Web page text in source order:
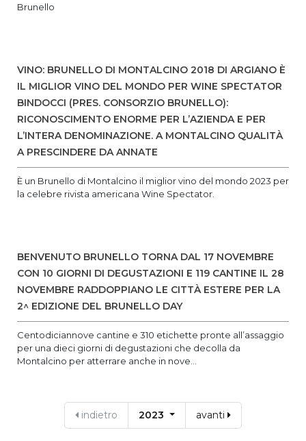
Brunello
VINO: BRUNELLO DI MONTALCINO 2018 DI ARGIANO È
IL MIGLIOR VINO DEL MONDO PER WINE SPECTATOR
BINDOCCI (PRES. CONSORZIO BRUNELLO):
RICONOSCIMENTO ENORME PER L’AZIENDA E PER
L’INTERA DENOMINAZIONE. A MONTALCINO QUALITÀ
A PRESCINDERE DA ANNATE
È un Brunello di Montalcino il miglior vino del mondo 2023 per
la celebre rivista americana Wine Spectator.
BENVENUTO BRUNELLO TORNA DAL 17 NOVEMBRE
CON 10 GIORNI DI DEGUSTAZIONI E 119 CANTINE IL 28
NOVEMBRE RADDOPPIANO LE CITTÀ ESTERE PER LA
2^ EDIZIONE DEL BRUNELLO DAY
Centodiciannove cantine e 310 etichette pronte all’assaggio
per una dieci giorni di degustazioni che decolla da
Montalcino per atterrare anche in nove...
indietro 2023 avanti